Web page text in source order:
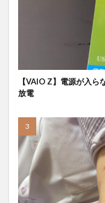
【VAIO Z】電源が入
放電